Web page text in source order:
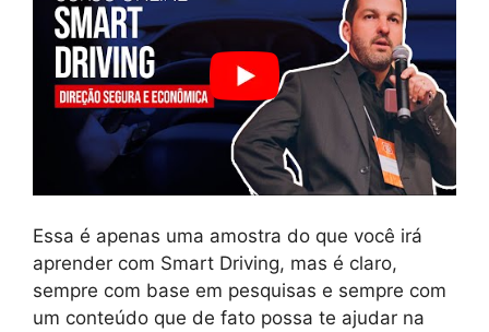
Essa é apenas uma amostra do que você irá
aprender com Smart Driving, mas é claro,
sempre com base em pesquisas e sempre com
um conteúdo que de fato possa te ajudar na